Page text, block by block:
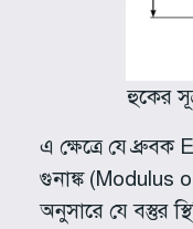
হুকের
এ ক্ষেত্রে যে ধ্রুবক
গুনাঙ্ক (Modulus
অনুসারে যে বস্তুর